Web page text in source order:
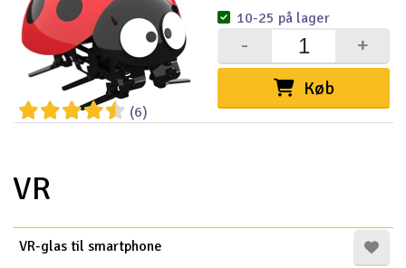
(6)
Køb
+
-
10-25 på lager
VR
VR-glas til smartphone